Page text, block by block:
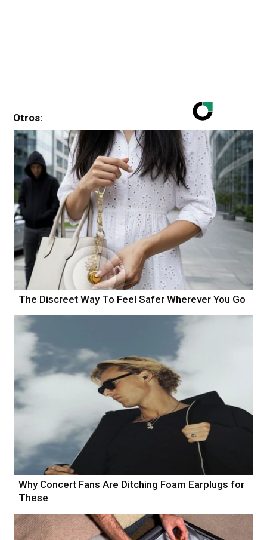
Otros:
The Discreet Way To Feel Safer Wherever You Go
Why Concert Fans Are Ditching Foam Earplugs for
These